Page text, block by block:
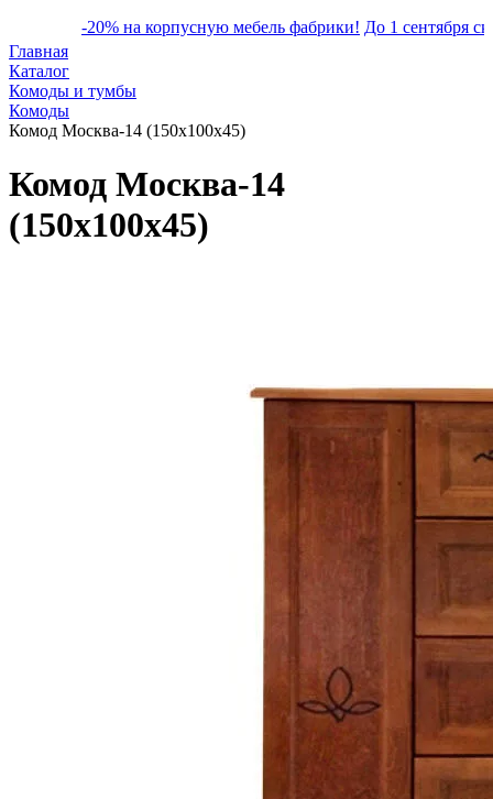
-20% на корпусную мебель фабрики! До 1 сентября
Главная
Каталог
Комоды и тумбы
Комоды
Комод Москва-14 (150х100х45)
Комод Москва-14
(150х100х45)